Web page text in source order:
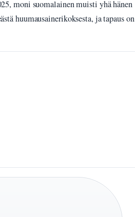
moni suomalainen muisti yhä hänen
huumausainerikoksesta, ja tapaus on